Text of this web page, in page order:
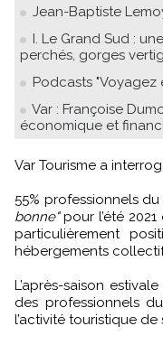
Jean-Baptiste
I. Le Grand Sud :
perchés, gorges
Podcasts "Voyagez
Var : Françoise
économique et
Var Tourisme a
55% professionnels
bonne"pour l’été 2021
particulièrement
hébergements
L’après-saison
des professionnels
l’activité touristique de